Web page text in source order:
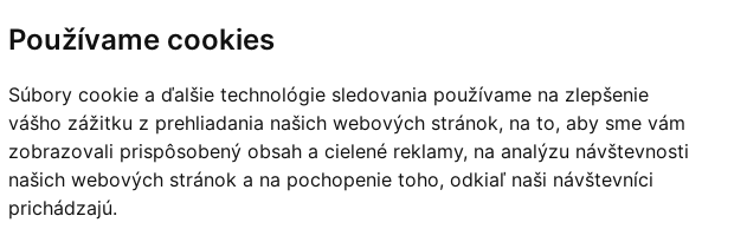
Používame cookies
Súbory cookie a ďalšie technológie sledovania používame na zlepšenie
vášho zážitku z prehliadania našich webových stránok, na to, aby sme vám
zobrazovali prispôsobený obsah a cielené reklamy, na analýzu návštevnosti
našich webových stránok a na pochopenie toho, odkiaľ naši návštevníci
prichádzajú.
Kontakty